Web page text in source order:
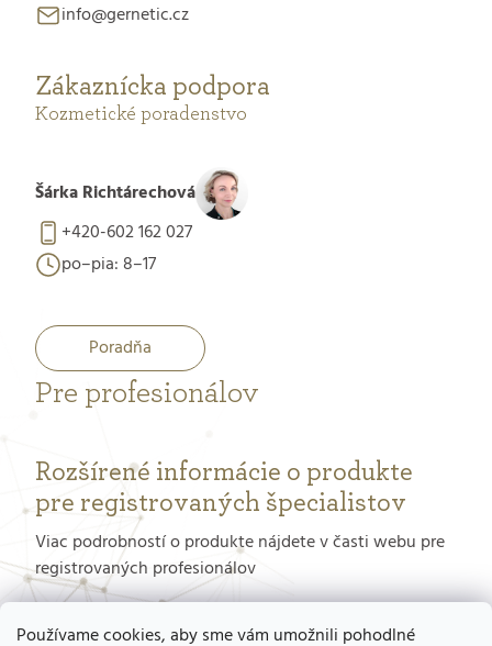
Používame cookies, aby sme vám umožnili pohodlné
info@gernetic.cz
Zákaznícka podpora
Kozmetické poradenstvo
Šárka Richtárechová
+420-602 162 027
po–pia: 8–17
Poradňa
Pre profesionálov
Rozšírené informácie o produkte
pre registrovaných špecialistov
Viac podrobností o produkte nájdete v časti webu pre
registrovaných profesionálov
PORTÁL PRE PROFESIONÁLOV